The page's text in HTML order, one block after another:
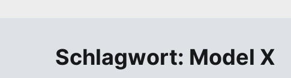
Schlagwort: Model X